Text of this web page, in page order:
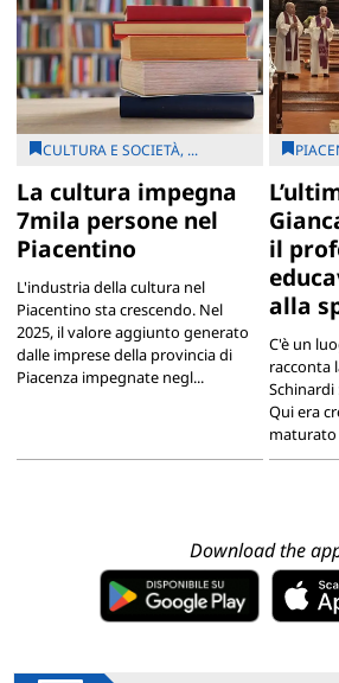
CULTURA E SOCIETÀ, ...
La cultura impegna
7mila persone nel
Piacentino
L'industria della cultura nel
Piacentino sta crescendo. Nel
2025, il valore aggiunto generato
dalle imprese della provincia di
Piacenza impegnate negl...
il
alla
C'è un
racconta
Schinardi
Qui era
maturato
Download the